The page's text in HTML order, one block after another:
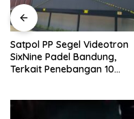
Satpol PP Segel Videotron
SixNine Padel Bandung,
Terkait Penebangan 10